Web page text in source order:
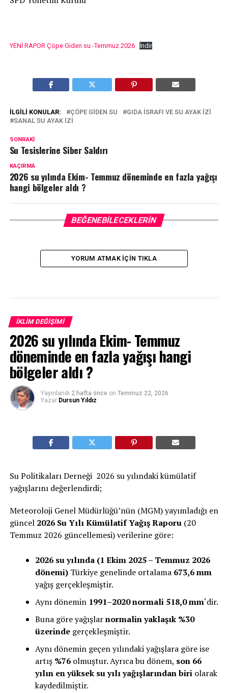
YENİ RAPOR Çöpe Giden su -Temmuz 2026 İndir
İLGILI KONULAR: ÇÖPE GIDEN SU
GIDA ISRAFI VE SU AYAK IZI
SANAL SU AYAK IZI
SONRAKI
Su Tesislerine Siber Saldırı
KAÇIRMA
2026 su yılında Ekim- Temmuz döneminde en fazla yağışı
hangi bölgeler aldı ?
BEĞENEBILECEKLERIN
YORUM ATMAK IÇIN TIKLA
İKLIM DEĞIŞIMI
2026 su yılında Ekim- Temmuz
döneminde en fazla yağışı hangi
bölgeler aldı ?
Yayınlandı 2 hafta önce on Temmuz 22, 2026
Yazar Dursun Yıldız
Su Politikaları Derneği 2026 su yılındaki kümülatif
yağışlarını değerlendirdi;
Meteoroloji Genel Müdürlüğü’nün (MGM) yayımladığı en
güncel 2026 Su Yılı Kümülatif Yağış Raporu(20
Temmuz 2026 güncellemesi) verilerine göre:
2026 su yılında (1 Ekim 2025 – Temmuz 2026
dönemi)Türkiye genelinde ortalama 673,6 mm
yağış gerçekleşmiştir.
Aynı dönemin 1991–2020 normali 518,0 mm‘dir.
Buna göre yağışlarnormalin yaklaşık %30
üzerindegerçekleşmiştir.
Aynı dönemin geçen yılındaki yağışlara göre ise
artış %76olmuştur. Ayrıca bu dönem, son 66
yılın en yüksek su yılı yağışlarından biriolarak
kaydedilmiştir.